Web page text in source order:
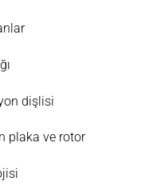
dişlisi
plaka ve rotor